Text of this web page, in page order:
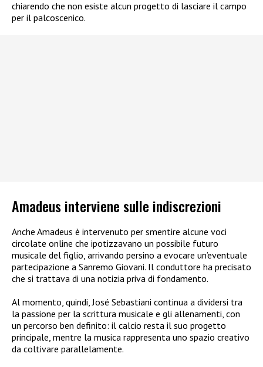
chiarendo che non esiste alcun progetto di lasciare il campo
per il palcoscenico.
Amadeus interviene sulle indiscrezioni
Anche Amadeus è intervenuto per smentire alcune voci
circolate online che ipotizzavano un possibile futuro
musicale del figlio, arrivando persino a evocare un’eventuale
partecipazione a Sanremo Giovani. Il conduttore ha precisato
che si trattava di una notizia priva di fondamento.
Al momento, quindi, José Sebastiani continua a dividersi tra
la passione per la scrittura musicale e gli allenamenti, con
un percorso ben definito: il calcio resta il suo progetto
principale, mentre la musica rappresenta uno spazio creativo
da coltivare parallelamente.